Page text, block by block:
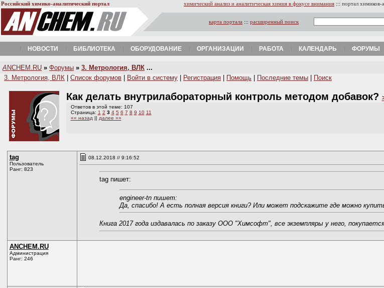
Российский химико-аналитический портал химический анализ и аналитическая химия в фокусе внимания ::: портал химиков-
карта портала ::: расширенный поиск
НОВОСТИ БИБЛИОТЕКА ОБОРУДОВАНИЕ ОРГАНИЗАЦИИ РАБОТА КАЛЕНДАРЬ ФОРУМЫ
A NCHEM.RU » Форумы » 3. Метрология, ВЛК ...
3. Метрология, ВЛК
Список форумов Войти в систему Регистрация Помощь Последние темы Поиск
Как делать внутрилабораторный контроль методом добавок?
Ответов в этой теме: 107
Страница: 1 2 3 4 5 6 7 8 9 10 11
«« назад || далее »»
tag
Пользователь
Ранг: 823
08.12.2018 // 9:16:52
tag пишет:
engineer-tn пишет:
Да, спасибо! А есть полная версия книги? Или может подскажите где можно
Книга 2017 года издавалась по заказу ООО "Химсофт", все экземпляры у него,
ANCHEM.RU
Администрация
Ранг: 246